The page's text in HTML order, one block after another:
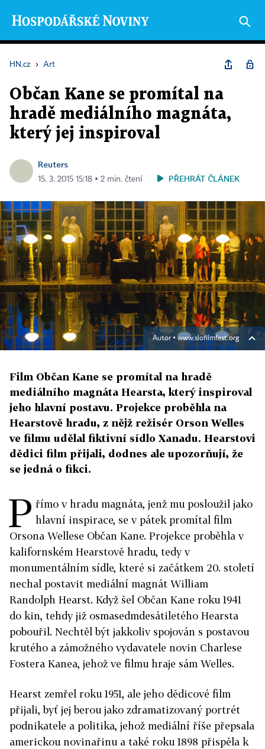
HN.cz › Art
Občan Kane se promítal na
hradě mediálního magnáta,
který jej inspiroval
Reuters
15. 3. 2015 15:18 ▪ 2 min. čtení PŘEHRÁT ČLÁNEK
Autor ▪ www.slofilmfest.org
Film Občan Kane se promítal na hradě
mediálního magnáta Hearsta, který inspiroval
jeho hlavní postavu. Projekce proběhla na
Hearstově hradu, z nějž režisér Orson Welles
ve filmu udělal fiktivní sídlo Xanadu. Hearstovi
dědici film přijali, dodnes ale upozorňují, že
se jedná o fikci.
P římo v hradu magnáta, jenž mu posloužil jako
hlavní inspirace, se v pátek promítal film
Orsona Wellese Občan Kane. Projekce proběhla v
kalifornském Hearstově hradu, tedy v
monumentálním sídle, které si začátkem 20. století
nechal postavit mediální magnát William
Randolph Hearst. Když šel Občan Kane roku 1941
do kin, tehdy již osmasedmdesátiletého Hearsta
pobouřil. Nechtěl být jakkoliv spojován s postavou
krutého a zámožného vydavatele novin Charlese
Fostera Kanea, jehož ve filmu hraje sám Welles.
Hearst zemřel roku 1951, ale jeho dědicové film
přijali, byť jej berou jako zdramatizovaný portrét
podnikatele a politika, jehož mediální říše přepsala
americkou novinařinu a také roku 1898 přispěla k